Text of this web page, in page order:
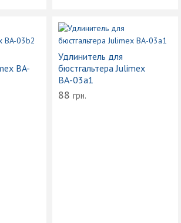
BA-
Удлинитель для
бюстгальтера Julimex
ВА-03a1
88 грн.